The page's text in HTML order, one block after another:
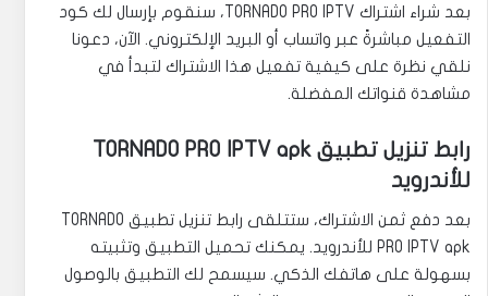
بعد شراء اشتراك TORNADO PRO IPTV، سنقوم بإرسال لك كود
التفعيل مباشرةً عبر واتساب أو البريد الإلكتروني. الآن، دعونا
نلقي نظرة على كيفية تفعيل هذا الاشتراك لتبدأ في
مشاهدة قنواتك المفضلة.
رابط تنزيل تطبيق TORNADO PRO IPTV apk
للأندرويد
بعد دفع ثمن الاشتراك، ستتلقى رابط تنزيل تطبيق TORNADO
PRO IPTV apk للأندرويد. يمكنك تحميل التطبيق وتثبيته
بسهولة على هاتفك الذكي. سيسمح لك التطبيق بالوصول